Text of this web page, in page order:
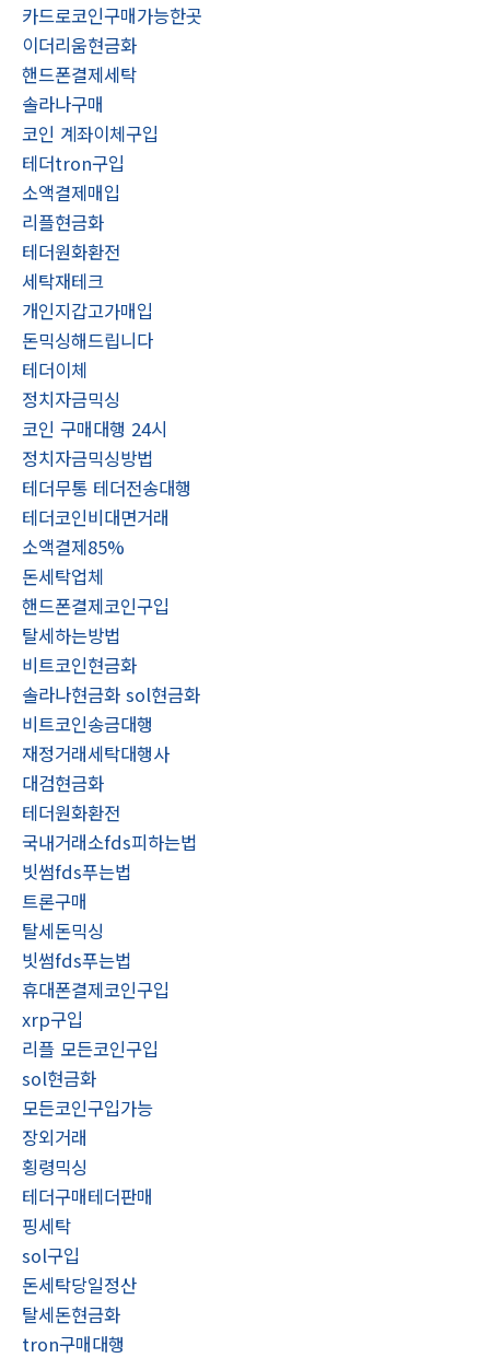
카드로코인구매가능한곳
이더리움현금화
핸드폰결제세탁
솔라나구매
코인 계좌이체구입
테더tron구입
소액결제매입
리플현금화
테더원화환전
세탁재테크
개인지갑고가매입
돈믹싱해드립니다
테더이체
정치자금믹싱
코인 구매대행 24시
정치자금믹싱방법
테더무통 테더전송대행
테더코인비대면거래
소액결제85%
돈세탁업체
핸드폰결제코인구입
탈세하는방법
비트코인현금화
솔라나현금화 sol현금화
비트코인송금대행
재정거래세탁대행사
대검현금화
테더원화환전
국내거래소fds피하는법
빗썸fds푸는법
트론구매
탈세돈믹싱
빗썸fds푸는법
휴대폰결제코인구입
xrp구입
리플 모든코인구입
sol현금화
모든코인구입가능
장외거래
횡령믹싱
테더구매테더판매
핑세탁
sol구입
돈세탁당일정산
탈세돈현금화
tron구매대행